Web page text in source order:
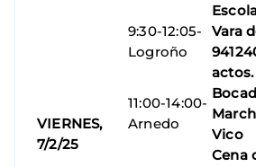
VIERNES,
7/2/25
9:30-12:05-
Logroño
Vara
11:00-14:00-
Arnedo
Vico
Cena